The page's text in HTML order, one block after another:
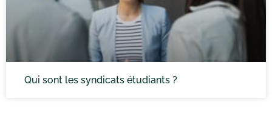
Qui sont les syndicats étudiants ?